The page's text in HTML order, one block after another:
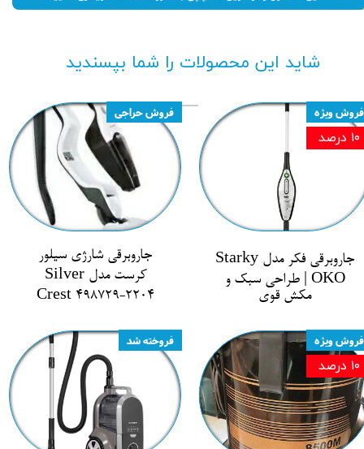
شاید این محصولات را شما بپسندید
جاروبرقی فکر مدل Starky
OKO | طراحی سبک و
مکش قوی
فروش ویژه
۱۰ درصد
جاروبرقی شارژی سیلور
کرست مدل Silver
Crest 498729-2204
فروش حراجی
فروش ویژه
۱۰ درصد
فروخته شد